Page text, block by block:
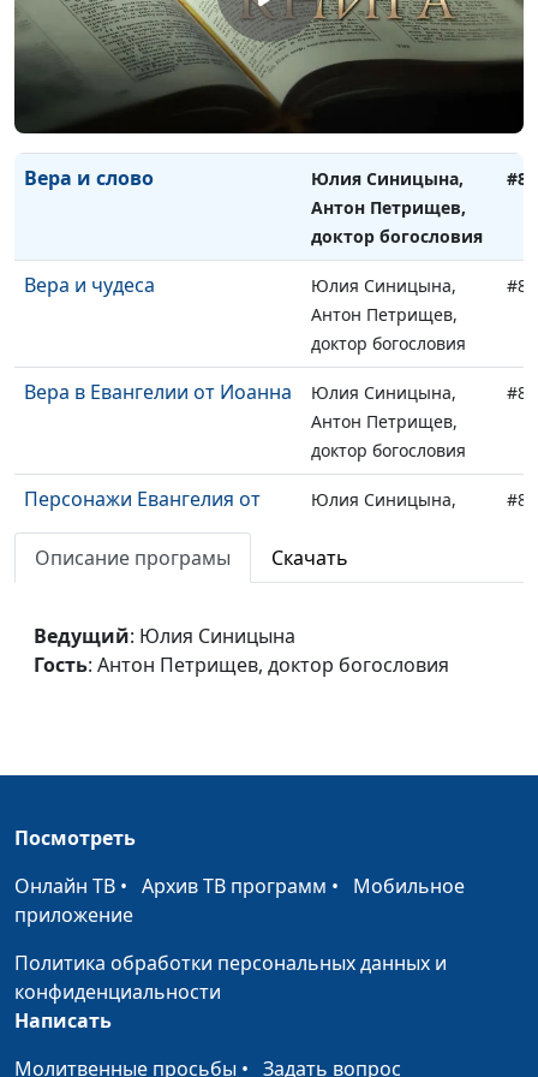
доктор богословия
"Чтобы поверили..."
Юлия Синицына,
Антон Петрищев,
доктор богословия
Вера и слово
Юлия Синицына,
Антон Петрищев,
доктор богословия
Вера и чудеса
Юлия Синицына,
Антон Петрищев,
доктор богословия
Вера в Евангелии от Иоанна
Юлия Синицына,
Антон Петрищев,
доктор богословия
Персонажи Евангелия от
Иоанна
Юлия Синицына,
доктор богословия
доктор богословия
священнослужитель
часть)
священнослужитель
Божий суд
Андрей Галисламов,
Страдания невиновных
Андрей Галисламов,
Описание програмы Скачать
Ведущий: Юлия Синицына
Гость: Антон Петрищев, доктор богословия
Посмотреть
Онлайн ТВ • Архив ТВ программ • Мобильное
приложение
Политика обработки персональных данных и
конфиденциальности
Написать
Молитвенные просьбы • Задать вопрос